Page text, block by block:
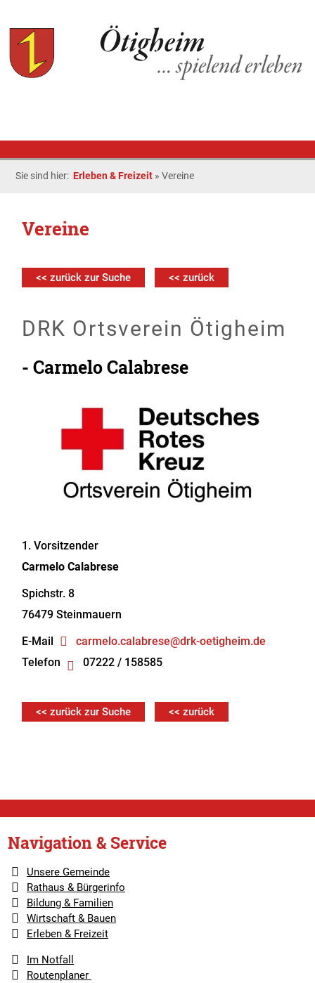
Sie sind hier: Erleben & Freizeit »Vereine
Vereine
<< zurück zur Suche << zurück
DRK Ortsverein Ötigheim
- Carmelo Calabrese
1. Vorsitzender
Carmelo Calabrese
Spichstr. 8
76479 Steinmauern
E-Mail
carmelo.calabrese@drk-oetigheim.de
Telefon
07222 / 158585
<< zurück zur Suche << zurück
Navigation & Service
Unsere Gemeinde
Rathaus & Bürgerinfo
Bildung & Familien
Wirtschaft & Bauen
Erleben & Freizeit
Im Notfall
Routenplaner